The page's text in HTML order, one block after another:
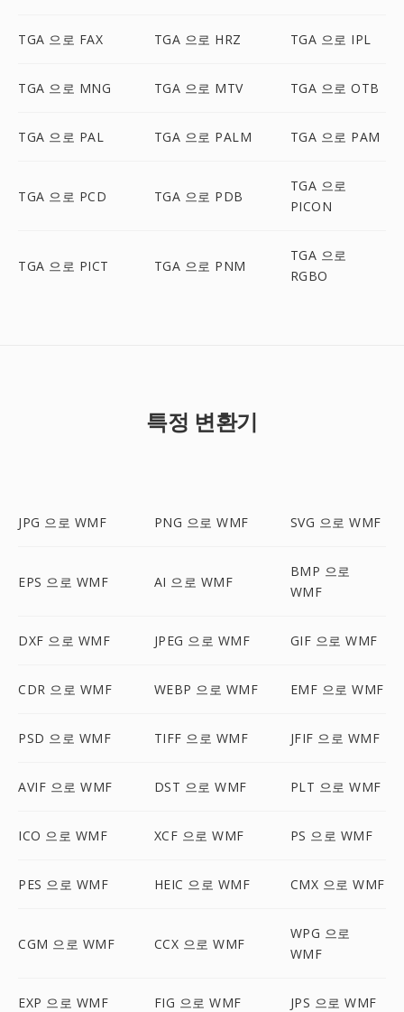
TGA 으로 FAX TGA 으로 HRZ TGA 으로 IPL
TGA 으로 MNG TGA 으로 MTV TGA 으로 OTB
TGA 으로 PAL TGA 으로 PALM TGA 으로 PAM
TGA 으로 PCD TGA 으로 PDB
TGA 으로
PICON
TGA 으로 PICT TGA 으로 PNM
TGA 으로
RGBO
특정 변환기
JPG 으로 WMF PNG 으로 WMF SVG 으로 WMF
EPS 으로 WMF AI 으로 WMF
BMP 으로
WMF
DXF 으로 WMF JPEG 으로 WMF GIF 으로 WMF
CDR 으로 WMF WEBP 으로 WMF EMF 으로 WMF
PSD 으로 WMF TIFF 으로 WMF JFIF 으로 WMF
AVIF 으로 WMF DST 으로 WMF PLT 으로 WMF
ICO 으로 WMF XCF 으로 WMF PS 으로 WMF
PES 으로 WMF HEIC 으로 WMF CMX 으로 WMF
CGM 으로 WMF CCX 으로 WMF
WPG 으로
WMF
EXP 으로 WMF FIG 으로 WMF JPS 으로 WMF